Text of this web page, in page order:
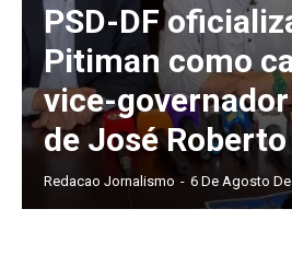
PSD-DF
Pitiman como
vice-
de José
Redacao Jornalismo - 6 De Agosto